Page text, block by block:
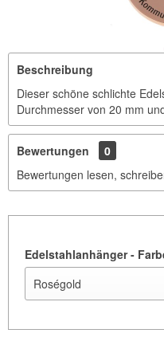
Beschreibung
Dieser schöne schlichte
Durchmesser von 20 mm
Bewertungen
0
Bewertungen lesen,
Edelstahlanhänger -